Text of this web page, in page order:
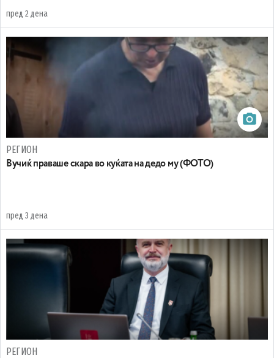
пред 2 дена
РЕГИОН
Вучиќ праваше скара во куќата на дедо му (ФОТО)
пред 3 дена
РЕГИОН